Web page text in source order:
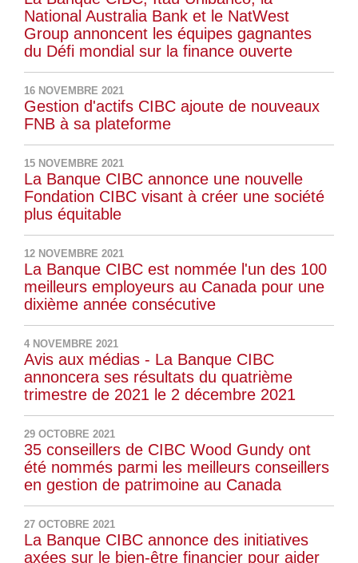
National Australia Bank et le NatWest
Group annoncent les équipes gagnantes
du Défi mondial sur la finance ouverte
16 NOVEMBRE 2021
Gestion d'actifs CIBC ajoute de nouveaux
FNB à sa plateforme
15 NOVEMBRE 2021
La Banque CIBC annonce une nouvelle
Fondation CIBC visant à créer une société
plus équitable
12 NOVEMBRE 2021
La Banque CIBC est nommée l'un des 100
meilleurs employeurs au Canada pour une
dixième année consécutive
4 NOVEMBRE 2021
Avis aux médias - La Banque CIBC
annoncera ses résultats du quatrième
trimestre de 2021 le 2 décembre 2021
29 OCTOBRE 2021
35 conseillers de CIBC Wood Gundy ont
été nommés parmi les meilleurs conseillers
en gestion de patrimoine au Canada
27 OCTOBRE 2021
La Banque CIBC annonce des initiatives
axées sur le bien-être financier pour aider